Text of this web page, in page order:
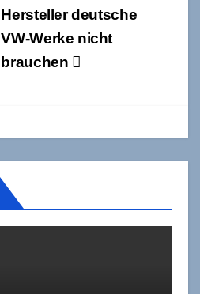
Hersteller deutsche
VW-Werke nicht
brauchen